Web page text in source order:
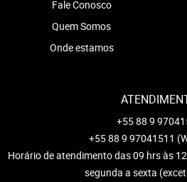
Fale Conosco
Quem Somos
Onde estamos
+55 88 9
+55 88 9 97041511
Horário de atendimento das 09 hrs às
segunda a sexta